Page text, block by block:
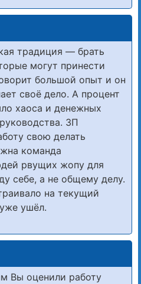
традиция — брать
могут принести
большой опыт и он
своё дело. А процент
хаоса и денежных
ЗП
свою делать
команда
рвущих жопу для
себе, а не общему делу.
на текущий
ушёл.
Вы оценили работу